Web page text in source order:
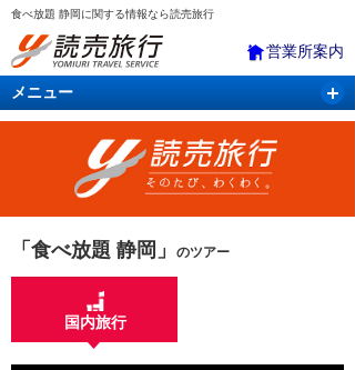
食べ放題 静岡に関する情報なら読売旅行
営業所案内
メニュー
国内旅行 バスツアー 海外旅行
「食べ放題 静岡」 のツアー
国内旅行